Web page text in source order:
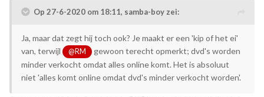
Op 27-6-2020 om 18:11, samba-boy zei:
Ja, maar dat zegt hij toch ook? Je maakt er een 'kip of het ei'
van, terwijl
@RM
gewoon terecht opmerkt; dvd's worden
minder verkocht omdat alles online komt. Het is absoluut
niet 'alles komt online omdat dvd's minder verkocht worden'.